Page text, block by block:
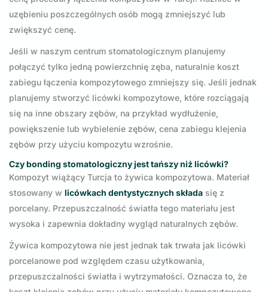
uzębieniu poszczególnych osób mogą zmniejszyć lub
zwiększyć cenę.
Jeśli w naszym centrum stomatologicznym planujemy
połączyć tylko jedną powierzchnię zęba, naturalnie koszt
zabiegu łączenia kompozytowego zmniejszy się. Jeśli jednak
planujemy stworzyć licówki kompozytowe, które rozciągają
się na inne obszary zębów, na przykład wydłużenie,
powiększenie lub wybielenie zębów, cena zabiegu klejenia
zębów przy użyciu kompozytu wzrośnie.
Czy bonding stomatologiczny jest tańszy niż licówki?
Kompozyt wiążący Turcja to żywica kompozytowa. Materiał
stosowany w licówkach dentystycznych składa się z
porcelany. Przepuszczalność światła tego materiału jest
wysoka i zapewnia dokładny wygląd naturalnych zębów.
Żywica kompozytowa nie jest jednak tak trwała jak licówki
porcelanowe pod względem czasu użytkowania,
przepuszczalności światła i wytrzymałości. Oznacza to, że